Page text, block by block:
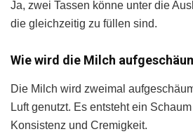
Ja, zwei Tassen könne unter die
die gleichzeitig zu füllen sind.
Wie wird die Milch
Die Milch wird zweimal
Luft genutzt. Es entsteht ein
Konsistenz und Cremigkeit.